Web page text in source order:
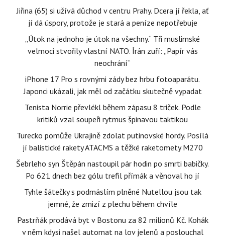
Jiřina (65) si užívá důchod v centru Prahy. Dcera jí řekla, ať
jí dá úspory, protože je stará a peníze nepotřebuje
„Útok na jednoho je útok na všechny.“ Tři muslimské
velmoci stvořily vlastní NATO. Írán zuří: „Papír vás
neochrání“
iPhone 17 Pro s rovnými zády bez hrbu fotoaparátu.
Japonci ukázali, jak měl od začátku skutečně vypadat
Tenista Norrie převlékl během zápasu 8 triček. Podle
kritiků vzal soupeři rytmus špinavou taktikou
Turecko pomůže Ukrajině zdolat putinovské hordy. Posílá
jí balistické rakety ATACMS a těžké raketomety M270
Šebrleho syn Štěpán nastoupil pár hodin po smrti babičky.
Po 621 dnech bez gólu trefil přímák a věnoval ho jí
Tyhle šátečky s podmáslím plněné Nutellou jsou tak
jemné, že zmizí z plechu během chvíle
Pastrňák prodává byt v Bostonu za 82 milionů Kč. Kohák
v něm kdysi našel automat na lov jelenů a poslouchal